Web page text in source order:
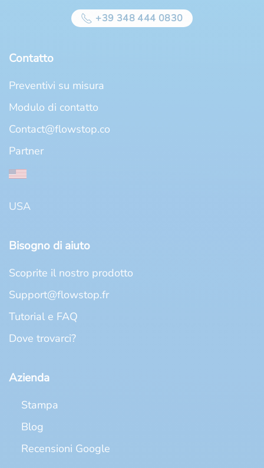
+39 348 444 0830
Contatto
Preventivi su misura
Modulo di contatto
Contact@flowstop.co
Partner
USA
Bisogno di aiuto
Scoprite il nostro prodotto
Support@flowstop.fr
Tutorial e FAQ
Dove trovarci?
Azienda
Stampa
Blog
Recensioni Google